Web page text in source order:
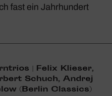
fast ein Jahr­hun­dert
| Felix Klieser,
Schuch, Andrej
(Berlin Clas­sics)